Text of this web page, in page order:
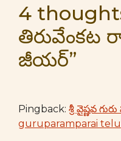
4
తిరువేంకట
జీయర్”
Pingback: శ్రీ వైష్ణవ
guruparamparai